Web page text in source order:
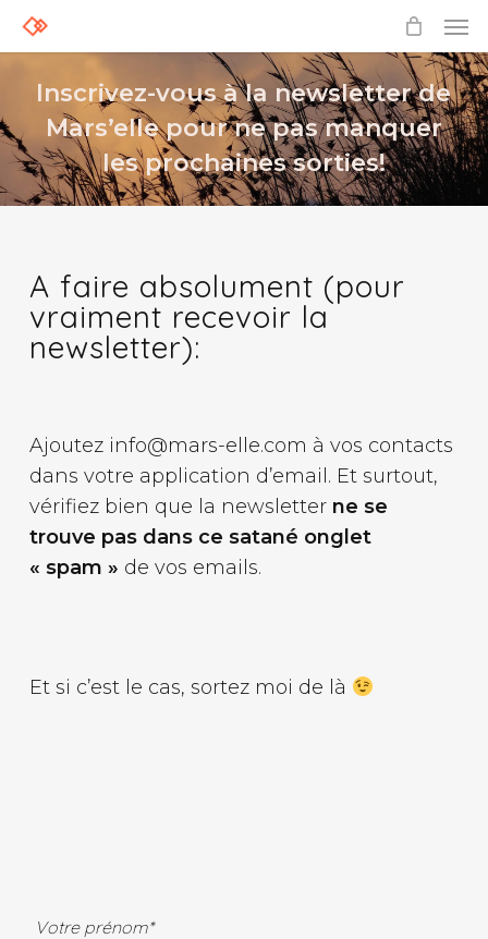
Skip
contentInscrivez-vous à la newsletter de
Mars’elle pour ne pas manquer
les prochaines sorties!
A faire absolument (pour
vraiment recevoir la
newsletter):
Ajoutez info@mars-elle.com à vos contacts
dans votre application d’email. Et surtout,
vérifiez bien que la newsletter ne se
trouve pas dans ce satané onglet
« spam » de vos emails.
Et si c’est le cas, sortez moi de là
Votre prénom*